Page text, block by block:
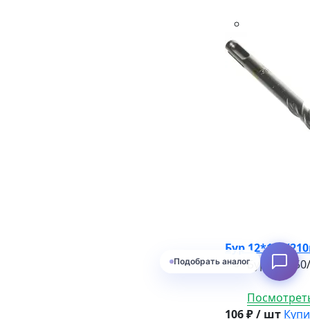
Бур 12*150/
Бур
106 ₽ / шт
Узнать наличие